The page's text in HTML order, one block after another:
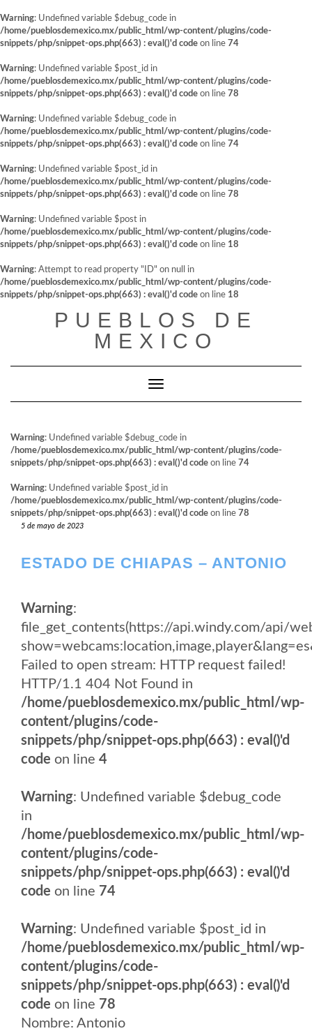
Warning: Undefined variable $debug_code in
/home/pueblosdemexico.mx/public_html/wp-content/plugins/code-
snippets/php/snippet-ops.php(663) : eval()'d code on line 74
Warning: Undefined variable $post_id in
/home/pueblosdemexico.mx/public_html/wp-content/plugins/code-
snippets/php/snippet-ops.php(663) : eval()'d code on line 78
Warning: Undefined variable $debug_code in
/home/pueblosdemexico.mx/public_html/wp-content/plugins/code-
snippets/php/snippet-ops.php(663) : eval()'d code on line 74
Warning: Undefined variable $post_id in
/home/pueblosdemexico.mx/public_html/wp-content/plugins/code-
snippets/php/snippet-ops.php(663) : eval()'d code on line 78
Warning: Undefined variable $post in
/home/pueblosdemexico.mx/public_html/wp-content/plugins/code-
snippets/php/snippet-ops.php(663) : eval()'d code on line 18
Warning: Attempt to read property "ID" on null in
/home/pueblosdemexico.mx/public_html/wp-content/plugins/code-
snippets/php/snippet-ops.php(663) : eval()'d code on line 18
PUEBLOS DE
MEXICO
Cambiar modo de navegación
Warning: Undefined variable $debug_code in
/home/pueblosdemexico.mx/public_html/wp-content/plugins/code-
snippets/php/snippet-ops.php(663) : eval()'d code on line 74
Warning: Undefined variable $post_id in
/home/pueblosdemexico.mx/public_html/wp-content/plugins/code-
snippets/php/snippet-ops.php(663) : eval()'d code on line 78
5 de mayo de 2023
ESTADO DE CHIAPAS – ANTONIO
Warning:
file_get_contents(https://api.windy.com/api/
Failed to open stream: HTTP request failed!
HTTP/1.1 404 Not Found in
/home/pueblosdemexico.mx/public_html/wp-
content/plugins/code-
snippets/php/snippet-ops.php(663) : eval()'d
code on line 4
Warning: Undefined variable $debug_code
in
/home/pueblosdemexico.mx/public_html/wp-
content/plugins/code-
snippets/php/snippet-ops.php(663) : eval()'d
code on line 74
Warning: Undefined variable $post_id in
/home/pueblosdemexico.mx/public_html/wp-
content/plugins/code-
snippets/php/snippet-ops.php(663) : eval()'d
code on line 78
Nombre: Antonio